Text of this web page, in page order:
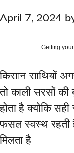
April 7, 2024
Getting your
किसान साथियों
तो काली सरसों की
होता है क्योकि
फसल स्वस्थ रहती
मिलता है